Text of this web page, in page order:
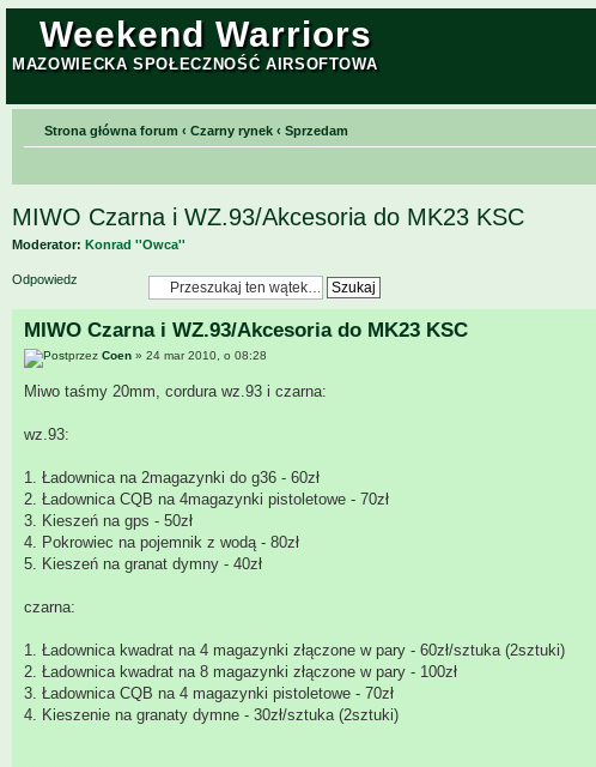
Weekend Warriors
MAZOWIECKA SPOŁECZNOŚĆ AIRSOFTOWA
Strona główna forum ‹ Czarny rynek ‹ Sprzedam
MIWO Czarna i WZ.93/Akcesoria do MK23 KSC
Moderator: Konrad ''Owca''
Odpowiedz
MIWO Czarna i WZ.93/Akcesoria do MK23 KSC
przez Coen » 24 mar 2010, o 08:28
Miwo taśmy 20mm, cordura wz.93 i czarna:
wz.93:
1. Ładownica na 2magazynki do g36 - 60zł
2. Ładownica CQB na 4magazynki pistoletowe - 70zł
3. Kieszeń na gps - 50zł
4. Pokrowiec na pojemnik z wodą - 80zł
5. Kieszeń na granat dymny - 40zł
czarna:
1. Ładownica kwadrat na 4 magazynki złączone w pary - 60zł/sztuka (2sztuki)
2. Ładownica kwadrat na 8 magazynki złączone w pary - 100zł
3. Ładownica CQB na 4 magazynki pistoletowe - 70zł
4. Kieszenie na granaty dymne - 30zł/sztuka (2sztuki)